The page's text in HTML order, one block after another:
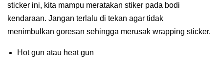
sticker ini, kita mampu meratakan stiker pada bodi
kendaraan. Jangan terlalu di tekan agar tidak
menimbulkan goresan sehingga merusak wrapping sticker.
Hot gun atau heat gun